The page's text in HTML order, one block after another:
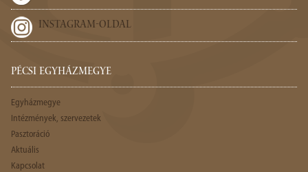
INSTAGRAM-OLDAL
PÉCSI EGYHÁZMEGYE
Egyházmegye
Intézmények, szervezetek
Pasztoráció
Aktuális
Kapcsolat